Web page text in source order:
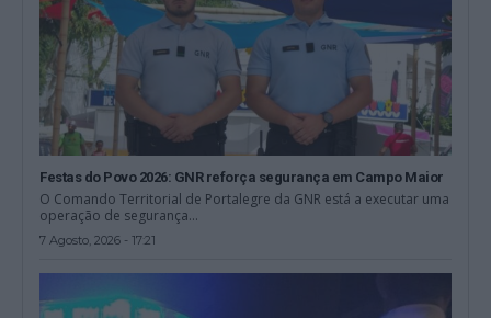
Festas do Povo 2026: GNR reforça segurança em Campo Maior
O Comando Territorial de Portalegre da GNR está a executar uma
operação de segurança...
7 Agosto, 2026 - 17:21